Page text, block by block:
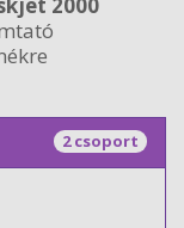
2 csoport